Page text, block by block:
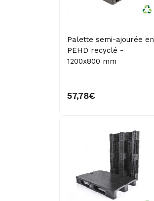
Palette semi-ajourée en
PEHD recyclé -
1200x800 mm
57,78€